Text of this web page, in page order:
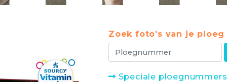
Zoek foto's van je ploeg
Speciale ploegnummers